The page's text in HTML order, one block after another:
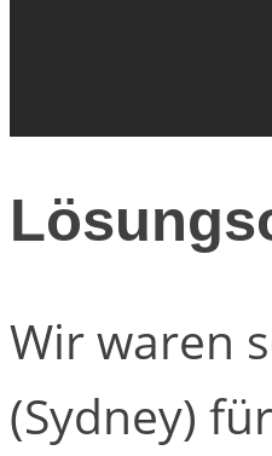
Wir waren
(Sydney)